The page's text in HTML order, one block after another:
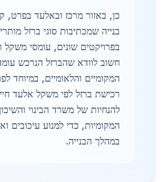
כן, באזור מרכז ובאלעד בפרט,
בנייה שמכתיבות סוגי ברזל
בפרויקטים שונים, עומסי משקל
חשוב לוודא שהברזל הנרכש
המקומיים והלאומיים, במיוחד
רכישת ברזל לפי משקל אלעד
להנחיות של משרד הבינוי
המקומיות, כדי למנוע עיכובים
במהלך הבנייה.